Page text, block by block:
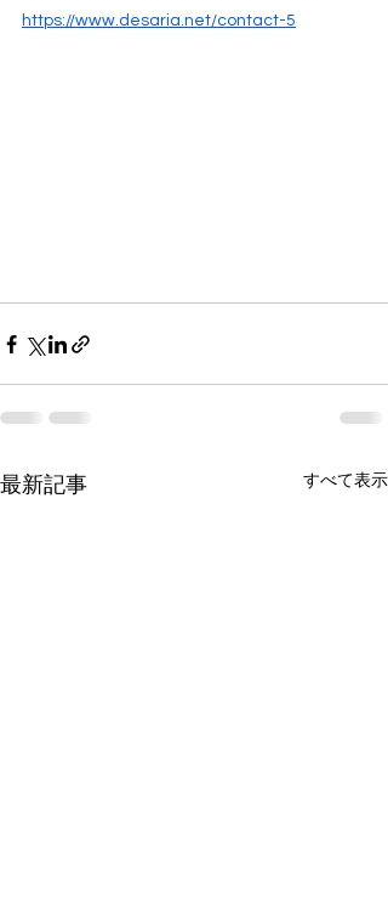
https://www.desaria.net/contact-5
最新記事 すべて表示